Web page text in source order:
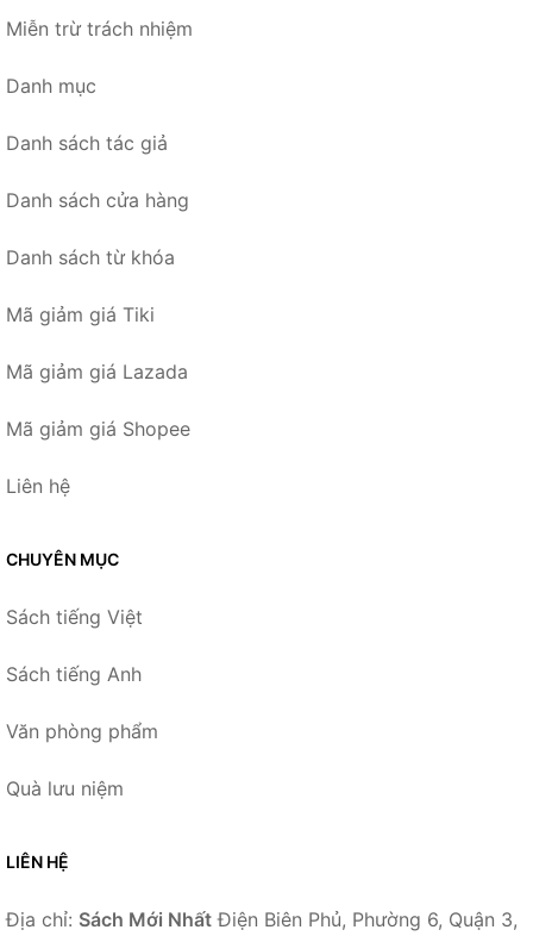
Miễn trừ trách nhiệm
Danh mục
Danh sách tác giả
Danh sách cửa hàng
Danh sách từ khóa
Mã giảm giá Tiki
Mã giảm giá Lazada
Mã giảm giá Shopee
Liên hệ
CHUYÊN MỤC
Sách tiếng Việt
Sách tiếng Anh
Văn phòng phẩm
Quà lưu niệm
LIÊN HỆ
Địa chỉ: Sách Mới Nhất Điện Biên Phủ, Phường 6, Quận 3,